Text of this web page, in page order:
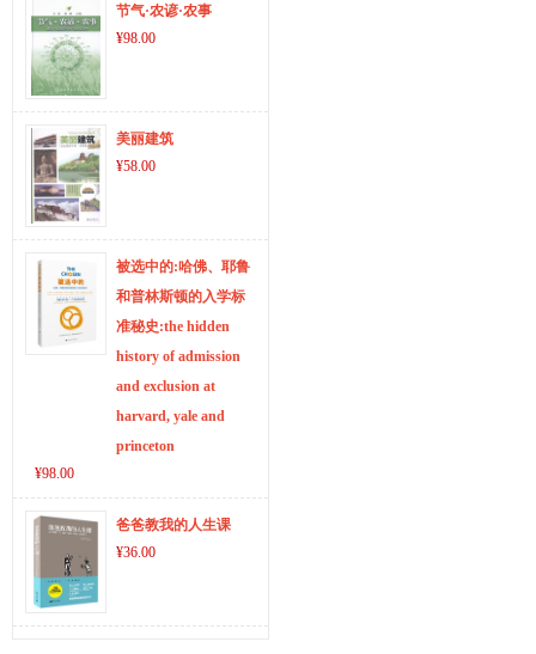
节气·农谚·农事
¥98.00
美丽建筑
¥58.00
被选中的:哈佛、耶鲁
和普林斯顿的入学标
准秘史:the hidden
history of admission
and exclusion at
harvard, yale and
princeton
¥98.00
爸爸教我的人生课
¥36.00